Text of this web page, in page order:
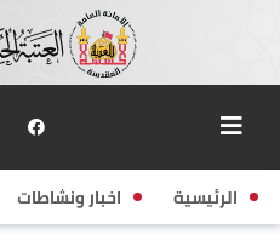
الرئيسية اخبار ونشاطات